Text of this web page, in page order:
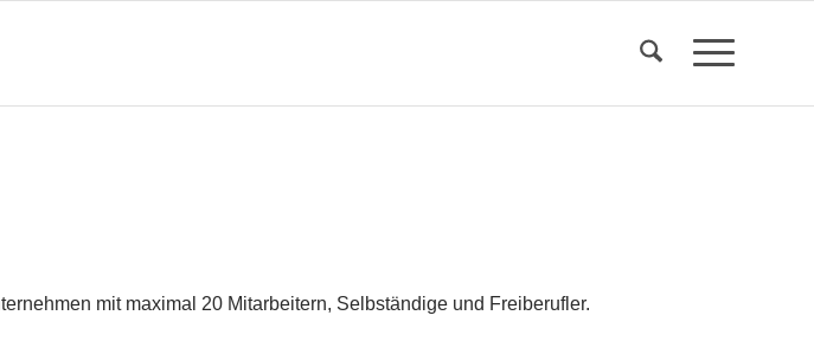
mit maximal 20 Mitarbeitern, Selbständige und Freiberufler.